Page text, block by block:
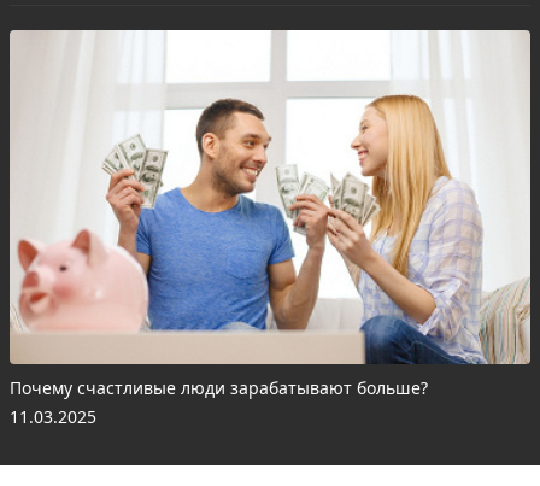
Почему счастливые люди зарабатывают больше?
11.03.2025